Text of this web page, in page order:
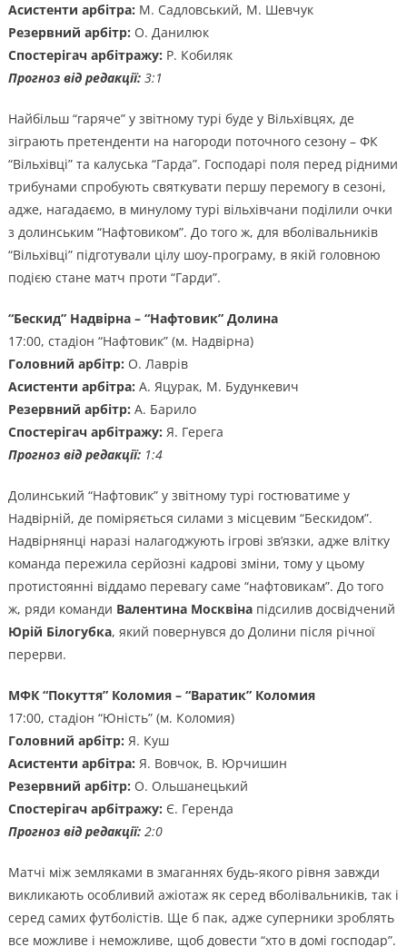
Асистенти арбітра: М. Садловський, М. Шевчук
Резервний арбітр: О. Данилюк
Спостерігач арбітражу: Р. Кобиляк
Прогноз від редакції:3:1
Найбільш “гаряче” у звітному турі буде у Вільхівцях, де
зіграють претенденти на нагороди поточного сезону – ФК
“Вільхівці” та калуська “Гарда”. Господарі поля перед рідними
трибунами спробують святкувати першу перемогу в сезоні,
адже, нагадаємо, в минулому турі вільхівчани поділили очки
з долинським “Нафтовиком”. До того ж, для вболівальників
“Вільхівці” підготували цілу шоу-програму, в якій головною
подією стане матч проти “Гарди”.
“Бескид” Надвірна – “Нафтовик” Долина
17:00, стадіон “Нафтовик” (м. Надвірна)
Головний арбітр: О. Лаврів
Асистенти арбітра: А. Яцурак, М. Будункевич
Резервний арбітр: А. Барило
Спостерігач арбітражу: Я. Герега
Прогноз від редакції:1:4
Долинський “Нафтовик” у звітному турі гостюватиме у
Надвірній, де поміряється силами з місцевим “Бескидом”.
Надвірнянці наразі налагоджують ігрові зв’язки, адже влітку
команда пережила серйозні кадрові зміни, тому у цьому
протистоянні віддамо перевагу саме “нафтовикам”. До того
ж, ряди команди Валентина Москвінапідсилив досвідчений
Юрій Білогубка, який повернувся до Долини після річної
перерви.
МФК “Покуття” Коломия – “Варатик” Коломия
17:00, стадіон “Юність” (м. Коломия)
Головний арбітр: Я. Куш
Асистенти арбітра: Я. Вовчок, В. Юрчишин
Резервний арбітр: О. Ольшанецький
Спостерігач арбітражу: Є. Геренда
Прогноз від редакції:2:0
Матчі між земляками в змаганнях будь-якого рівня завжди
викликають особливий ажіотаж як серед вболівальників, так і
серед самих футболістів. Ще б пак, адже суперники зроблять
все можливе і неможливе, щоб довести “хто в домі господар”.